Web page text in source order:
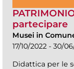
partecipare
Musei in
17/10/2022 - 30/
Didattica per le